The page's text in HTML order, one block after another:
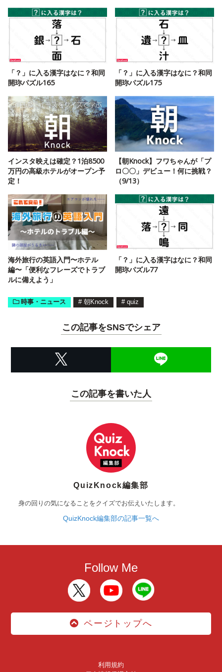
「？」に入る漢字はなに？和同
開珎パズル165
「？」に入る漢字はなに？和同
開珎パズル175
インスタ映えは確定？1泊8500
万円の高級ホテルがオープン予
定！
【朝Knock】フワちゃんが「プ
ロ〇〇」デビュー！何に挑戦？
（9/13）
海外旅行の英語入門〜ホテル
編〜「便利なフレーズでトラブ
ルに備えよう」
「？」に入る漢字はなに？和同
開珎パズル77
時事・ニュース # 朝Knock # quiz
この記事をSNSでシェア
この記事を書いた人
QuizKnock編集部
身の回りの気になることをクイズでお伝えいたします。
QuizKnock編集部の記事一覧へ
Follow Me
ページトップへ
利用規約